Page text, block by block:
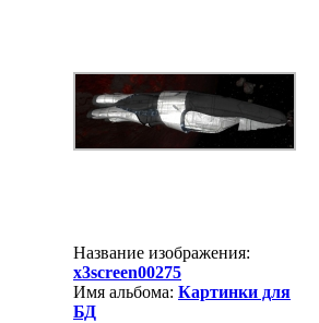
Название изображения:
x3screen00275
Имя альбома: Картинки для
БД